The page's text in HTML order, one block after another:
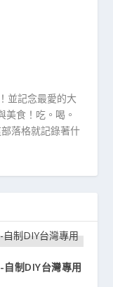
並記念最愛的大
美食！吃。喝。
落格就記錄著什
制DIY台灣專用